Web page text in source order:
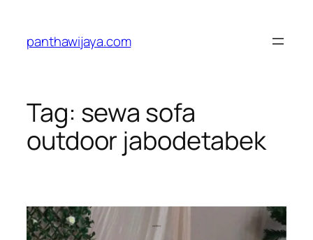
konten
panthawijaya.com
Tag: sewa sofa
outdoor jabodetabek